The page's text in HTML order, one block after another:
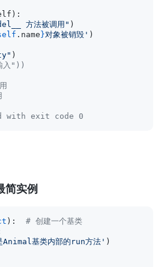
方法被调用" )
.name }对象被销毁' )
)
"))
with exit code 0
简实例
): # 创建一个基类
Animal基类内部的run方法' )